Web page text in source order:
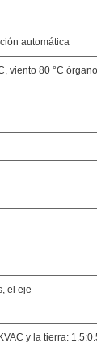
automática
viento 80 °C
el eje
y la tierra: